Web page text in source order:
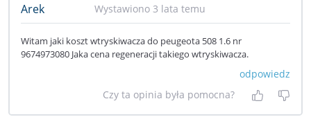
Arek Wystawiono 3 lata temu
Witam jaki koszt wtryskiwacza do peugeota 508 1.6 nr
9674973080 Jaka cena regeneracji takiego wtryskiwacza.
odpowiedz
Czy ta opinia była pomocna?
Tak, była
Nie